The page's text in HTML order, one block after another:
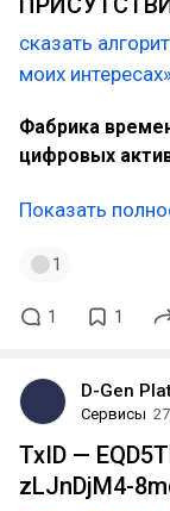
сказать
моих
Фабрика
цифровых
Показать
1
1 1
D-Gen
Сервисы
TxID —
zLJnDjM4-